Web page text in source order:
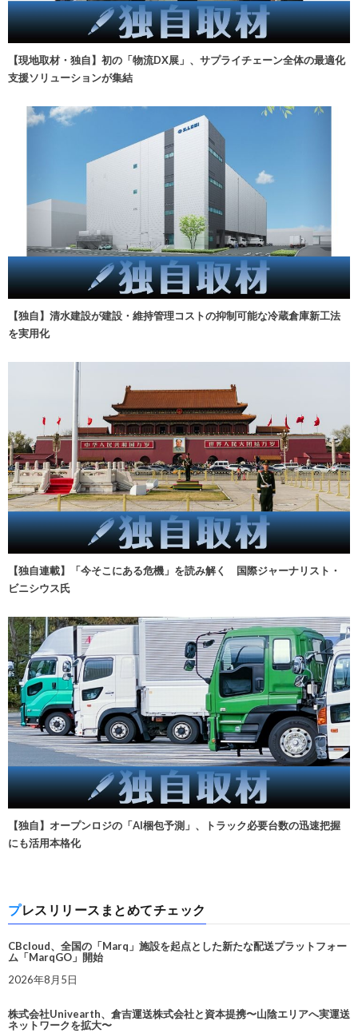
【現地取材・独自】初の「物流DX展」、サプライチェーン全体の最適化
支援ソリューションが集結
【独自】清水建設が建設・維持管理コストの抑制可能な冷蔵倉庫新工法
を実用化
【独自連載】「今そこにある危機」を読み解く 国際ジャーナリスト・
ビニシウス氏
【独自】オープンロジの「AI梱包予測」、トラック必要台数の迅速把握
にも活用本格化
プレスリリースまとめてチェック
CBcloud、全国の「Marq」施設を起点とした新たな配送プラットフォー
ム「MarqGO」開始
2026年8月5日
株式会社Univearth、倉吉運送株式会社と資本提携〜山陰エリアへ実運送
ネットワークを拡大〜